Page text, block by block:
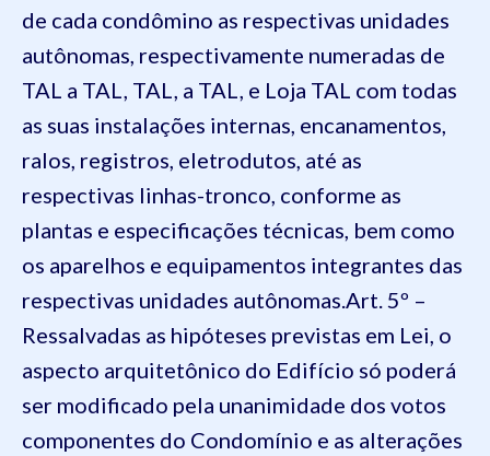
de cada condômino as respectivas unidades
autônomas, respectivamente numeradas de
TAL a TAL, TAL, a TAL, e Loja TAL com todas
as suas instalações internas, encanamentos,
ralos, registros, eletrodutos, até as
respectivas linhas-tronco, conforme as
plantas e especificações técnicas, bem como
os aparelhos e equipamentos integrantes das
respectivas unidades autônomas.Art. 5º –
Ressalvadas as hipóteses previstas em Lei, o
aspecto arquitetônico do Edifício só poderá
ser modificado pela unanimidade dos votos
componentes do Condomínio e as alterações